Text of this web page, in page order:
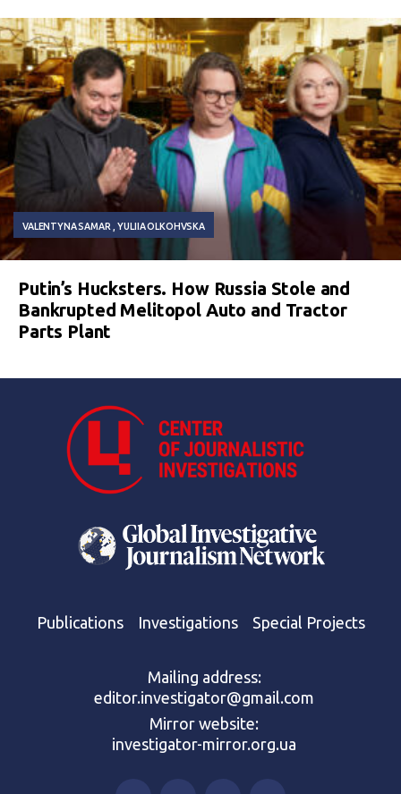
VALENTYNA SAMAR YULIIA OLKOHVSKA
Putin’s Hucksters. How Russia Stole and
Bankrupted Melitopol Auto and Tractor
Parts Plant
Publications Investigations Special Projects
Mailing address:
editor.investigator@gmail.com
Mirror website:
investigator-mirror.org.ua